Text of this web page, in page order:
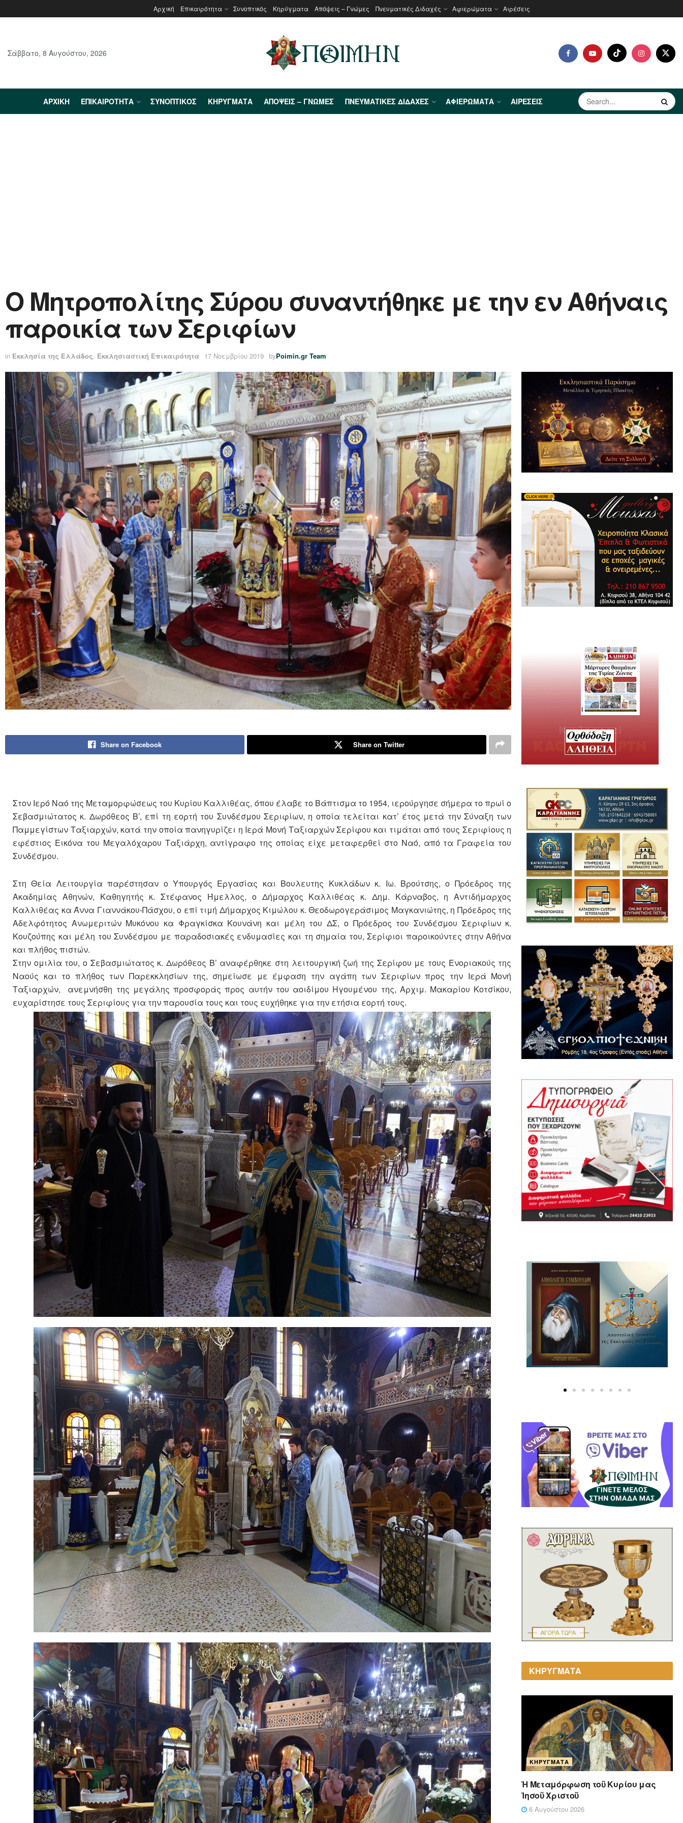
Αρχική Επικαιρότητα Συνοπτικός Κηρύγματα Απόψεις – Γνώμες Πνευματικές Διδαχές Αφιερώματα Αιρέσεις
Σάββατο, 8 Αυγούστου, 2026
ΑΡΧΙΚΉ ΕΠΙΚΑΙΡΌΤΗΤΑ ΣΥΝΟΠΤΙΚΌΣ ΚΗΡΎΓΜΑΤΑ ΑΠΌΨΕΙΣ – ΓΝΏΜΕΣ ΠΝΕΥΜΑΤΙΚΈΣ ΔΙΔΑΧΈΣ ΑΦΙΕΡΏΜΑΤΑ ΑΙΡΈΣΕΙΣ
Ο Μητροπολίτης Σύρου συναντήθηκε με την εν Αθήναις
παροικία των Σεριφίων
in Εκκλησία της Ελλάδος, Εκκλησιαστική Επικαιρότητα 17 Νοεμβρίου 2019 byPoimin.gr Team
Share on Facebook Share on Twitter
Στον Ιερό Ναό της Μεταμορφώσεως του Κυρίου Καλλιθέας, όπου έλαβε το Βάπτισμα το 1954, ιερούργησε σήμερα το πρωί ο
Σεβασμιώτατος κ. Δωρόθεος Β’, επί τη εορτή του Συνδέσμου Σεριφίων, η οποία τελείται κατ’ έτος μετά την Σύναξη των
Παμμεγίστων Ταξιαρχών, κατά την οποία πανηγυρίζει η Ιερά Μονή Ταξιαρχών Σερίφου και τιμάται από τους Σεριφίους η
εφέστιος Εικόνα του Μεγαλόχαρου Ταξιάρχη, αντίγραφο της οποίας είχε μεταφερθεί στο Ναό, από τα Γραφεία του
Συνδέσμου.
Στη Θεία Λειτουργία παρέστησαν ο Υπουργός Εργασίας και Βουλευτης Κυκλάδων κ. Ιω. Βρούτσης, ο Πρόεδρος της
Ακαδημίας Αθηνών, Καθηγητής κ. Στέφανος Ήμελλος, ο Δήμαρχος Καλλιθέας κ. Δημ. Κάρναβος, η Αντιδήμαρχος
Καλλιθέας κα Άννα Γιαννάκου-Πάσχου, ο επί τιμή Δήμαρχος Κιμώλου κ. Θεοδωρογεράσιμος Μαγκανιώτης, η Πρόεδρος της
Αδελφότητος Ανωμεριτών Μυκόνου κα Φραγκίσκα Κουνάνη και μέλη του ΔΣ, ο Πρόεδρος του Συνδέσμου Σεριφίων κ.
Κουζούπης και μέλη του Συνδέσμου με παραδοσιακές ενδυμασίες και τη σημαία του, Σερίφιοι παροικούντες στην Αθήνα
και πλήθος πιστών.
Στην ομιλία του, ο Σεβασμιώτατος κ. Δωρόθεος Β’ αναφέρθηκε στη λειτουργική ζωή της Σερίφου με τους Ενοριακούς της
Ναούς και το πλήθος των Παρεκκλησίων της, σημείωσε με έμφαση την αγάπη των Σεριφίων προς την Ιερά Μονή
Ταξιαρχών, ανεμνήσθη της μεγάλης προσφοράς προς αυτήν του αοιδίμου Ηγουμένου της, Αρχιμ. Μακαρίου Κοτσίκου,
ευχαρίστησε τους Σεριφίους για την παρουσία τους και τους ευχήθηκε για την ετήσια εορτή τους.
ΚΗΡΥΓΜΑΤΑ
ΚΗΡΎΓΜΑΤΑ
Ἡ Μεταμόρφωση τοῦ Κυρίου μας
Ἰησοῦ Χριστοῦ
6 Αυγούστου 2026